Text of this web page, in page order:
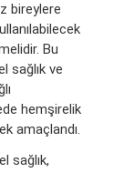
bireylere
Bu
sağlık ve
hemşirelik
amaçlandı.
sağlık,